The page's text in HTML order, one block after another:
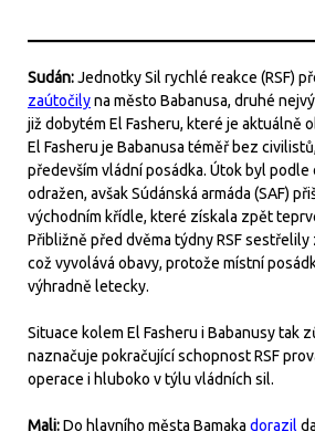
Sudán:Jednotky Sil rychlé reakce (RSF)
zaútočilyna město Babanusa, druhé
již dobytém El Fasheru, které je aktuálně
El Fasheru je Babanusa téměř bez
především vládní posádka. Útok byl
odražen, avšak Súdánská armáda (SAF)
východním křídle, které získala zpět
Přibližně před dvěma týdny RSF
což vyvolává obavy, protože místní
výhradně letecky.
Situace kolem El Fasheru i Babanusy tak
naznačuje pokračující schopnost RSF
operace i hluboko v týlu vládních sil.
Mali:Do hlavního města Bamaka dorazil